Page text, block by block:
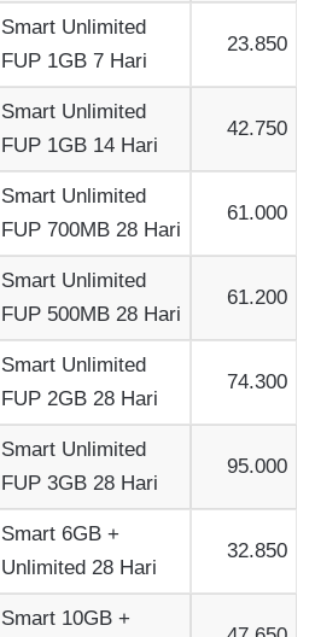
Smart Unlimited
FUP 1GB 7 Hari
23.850
Smart Unlimited
FUP 1GB 14 Hari
42.750
Smart Unlimited
FUP 700MB 28 Hari
61.000
Smart Unlimited
FUP 500MB 28 Hari
61.200
Smart Unlimited
FUP 2GB 28 Hari
74.300
Smart Unlimited
FUP 3GB 28 Hari
95.000
Smart 6GB +
Unlimited 28 Hari
32.850
Smart 10GB +